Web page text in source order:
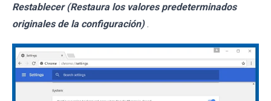
Restablecer (Restaura los valores predeterminados
originales de la configuración) .